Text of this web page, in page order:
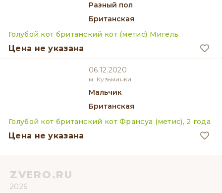
разный пол
Британская
Голубой кот британский кот (метис) Мигель
Цена не указана
06.12.2020
м. Кузьминки
мальчик
Британская
Голубой кот британский кот Франсуа (метис), 2 года
Цена не указана
ZVERO.RU
2026